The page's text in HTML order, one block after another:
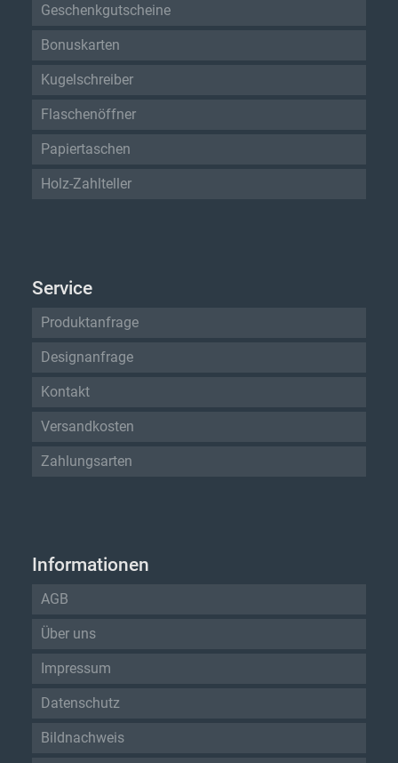
Geschenkgutscheine
Bonuskarten
Kugelschreiber
Flaschenöffner
Papiertaschen
Holz-Zahlteller
Service
Produktanfrage
Designanfrage
Kontakt
Versandkosten
Zahlungsarten
Informationen
AGB
Über uns
Impressum
Datenschutz
Bildnachweis